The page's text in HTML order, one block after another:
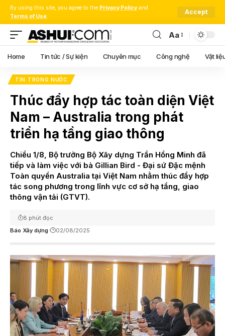
By using this site, you agree to the Privacy Policy and
Terms of Use.
Accept
Font
Resizer
Aa
Home Tin tức / Sự kiện Chuyên mục Công nghệ Vật
TIN TRONG NƯỚC
Thúc đẩy hợp tác toàn diện Việt
Nam – Australia trong phát
triển hạ tầng giao thông
Chiều 1/8, Bộ trưởng Bộ Xây dựng Trần Hồng Minh đã
tiếp và làm việc với bà Gillian Bird - Đại sứ Đặc mệnh
Toàn quyền Australia tại Việt Nam nhằm thúc đẩy hợp
tác song phương trong lĩnh vực cơ sở hạ tầng, giao
thông vận tải (GTVT).
Báo Xây dựng 02/08/2025
8 phút đọc